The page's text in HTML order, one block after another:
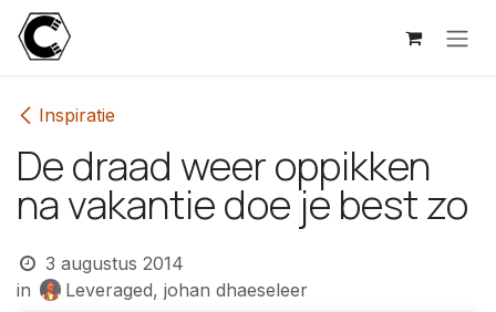
Overslaan naar inhoud
Inspiratie
De draad weer oppikken
na vakantie doe je best zo
3 augustus 2014
in
Leveraged, johan dhaeseleer